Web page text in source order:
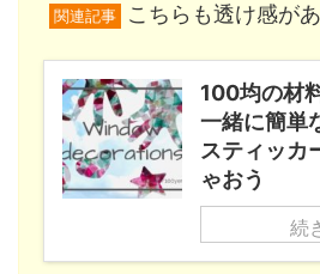
関連記事 こちらも透け感が
100均の材
一緒に簡単
スティッカ
ゃおう
続